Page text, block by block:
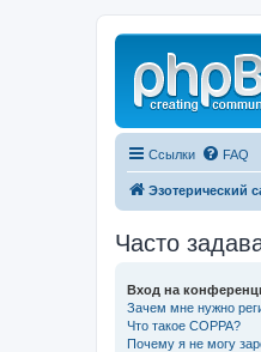
Ссылки FAQ
Эзотерический
Часто
Вход на
Зачем мне нужно
Что такое COPPA?
Почему я не могу